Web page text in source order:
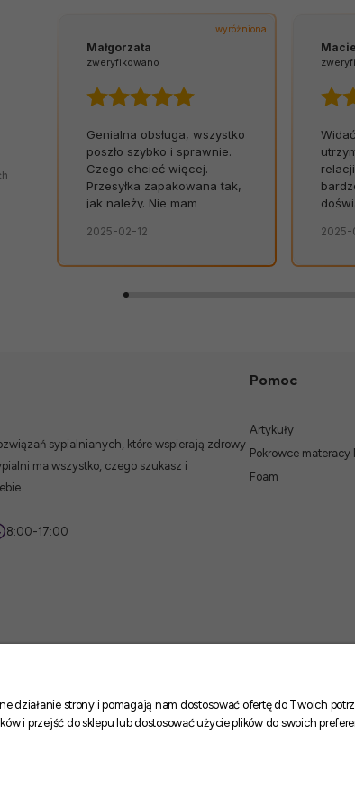
wyróżniona
Małgorzata
zweryfikowano
Genialna obsługa, wszystko
poszło szybko i sprawnie.
Czego chcieć więcej.
Przesyłka zapakowana tak,
jak należy. Nie mam
obsługa. Od razu widać, że
Zamówienie dostarczone
na czas, bez zbędnych
2025-02-12
sypialnianych, które wspierają zdrowy
ma wszystko, czego szukasz i
8:00-17:00
Pomoc
Artykuły
Pokrowce materacy
Foam
działanie strony i pomagają nam dostosować ofertę do Twoich
i przejść do sklepu lub dostosować użycie plików do swoich